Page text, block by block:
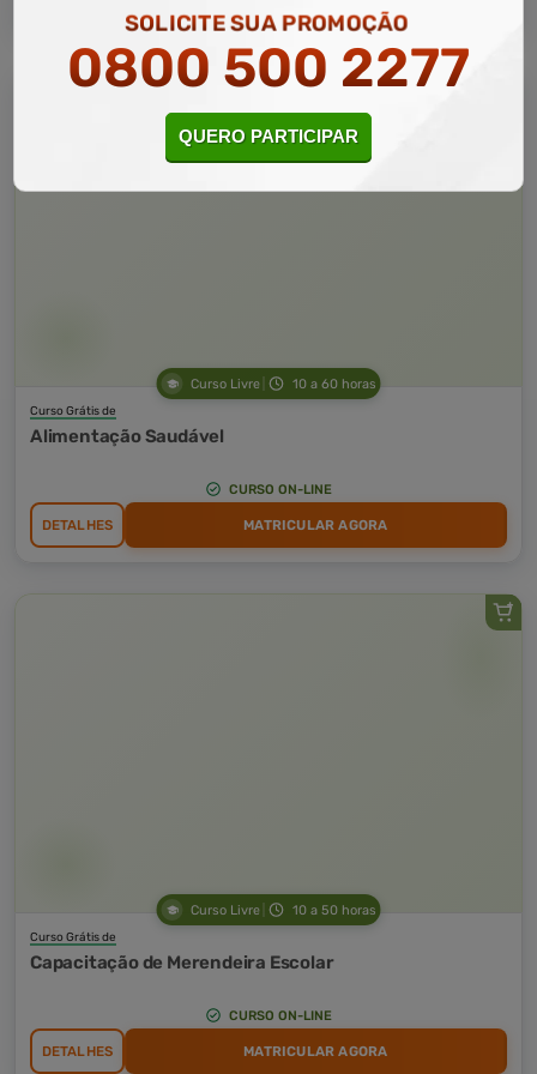
Curso Livre 10 a 60 horas
Curso Grátis de
Alimentação Saudável
CURSO ON-LINE
DETALHES MATRICULAR AGORA
Curso Livre 10 a 50 horas
Curso Grátis de
Capacitação de Merendeira Escolar
CURSO ON-LINE
DETALHES MATRICULAR AGORA
SOLICITE SUA PROMOÇÃO
0800 500 2277
QUERO PARTICIPAR